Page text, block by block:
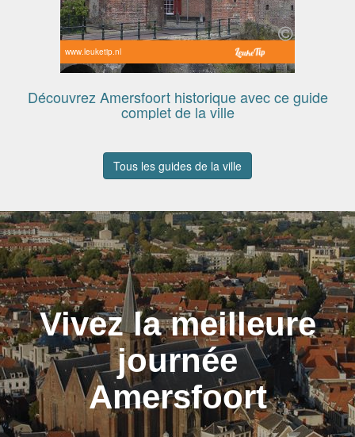
www.leuketip.nl
Découvrez Amersfoort historique avec ce guide
complet de la ville
Tous les guides de la ville
Vivez la meilleure
journée
Amersfoort